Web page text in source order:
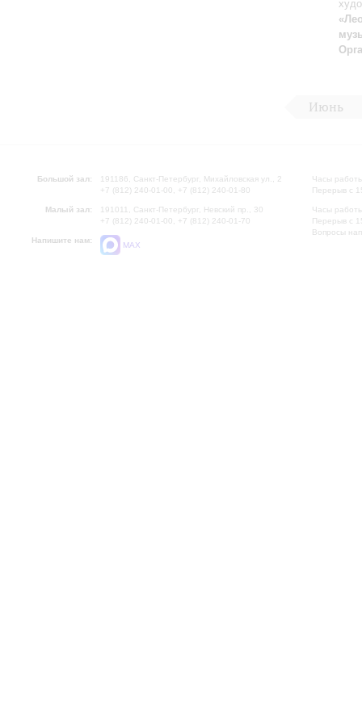
Июнь
Большой зал:
191186, Санкт-Петербург, Михайловская ул., 2
+7 (812) 240-01-00, +7 (812) 240-01-80
Малый зал:
191011, Санкт-Петербург, Невский пр., 30
+7 (812) 240-01-00, +7 (812) 240-01-70
Напишите нам:
MAX
Часы
Перерыв с
Часы
Перерыв с
Вопросы